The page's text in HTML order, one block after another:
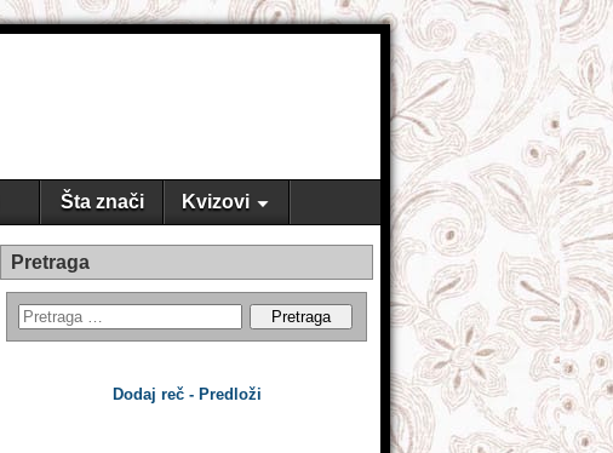
Šta znači Kvizovi
Pretraga
Dodaj reč - Predloži